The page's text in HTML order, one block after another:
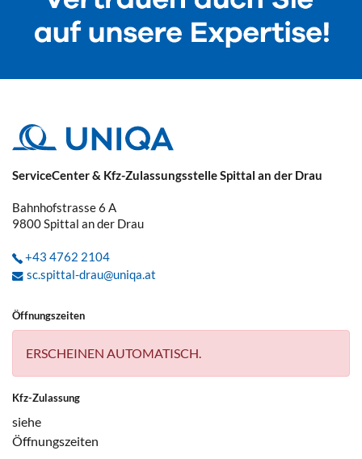
ServiceCenter & Kfz-Zulassungsstelle Spittal an der Drau
Bahnhofstrasse 6 A
9800Spittal an der Drau
+43 4762 2104
sc.spittal-drau@uniqa.at
Öffnungszeiten
ERSCHEINEN AUTOMATISCH.
Kfz-Zulassung
siehe
Öffnungszeiten